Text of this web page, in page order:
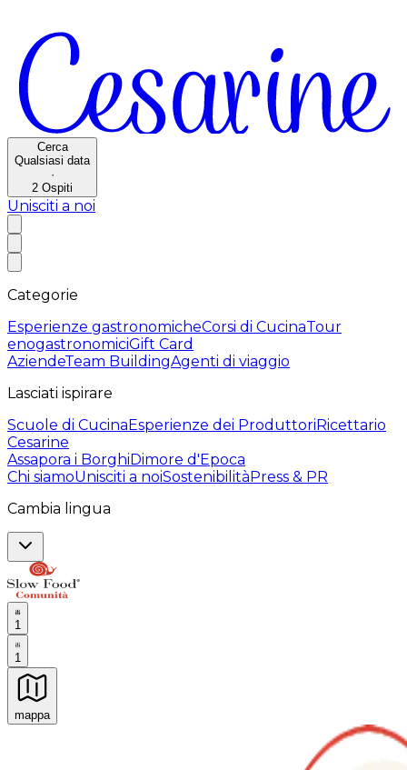
Cerca
Qualsiasi data
·
2 Ospiti
Unisciti a noi
Categorie
Esperienze gastronomicheCorsi di CucinaTour
enogastronomiciGift Card
AziendeTeam BuildingAgenti di viaggio
Lasciati ispirare
Scuole di CucinaEsperienze dei ProduttoriRicettario
Cesarine
Assapora i BorghiDimore d'Epoca
Chi siamoUnisciti a noiSostenibilitàPress & PR
Cambia lingua
1
1
mappa
Esperienze culinarie indimenticabili: Esperienze